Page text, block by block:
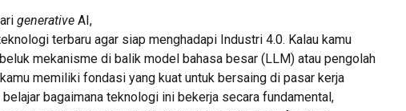
generative AI,
terbaru agar siap menghadapi Industri 4.0. Kalau kamu
mekanisme di balik model bahasa besar (LLM) atau pengolah
memiliki fondasi yang kuat untuk bersaing di pasar kerja
belajar bagaimana teknologi ini bekerja secara fundamental,